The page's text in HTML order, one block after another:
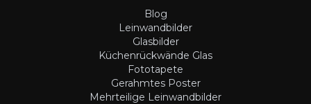
Blog
Leinwandbilder
Glasbilder
Küchenrückwände Glas
Fototapete
Gerahmtes Poster
Mehrteilige Leinwandbilder